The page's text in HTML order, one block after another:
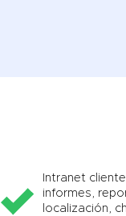
Intranet
informes,
localización,